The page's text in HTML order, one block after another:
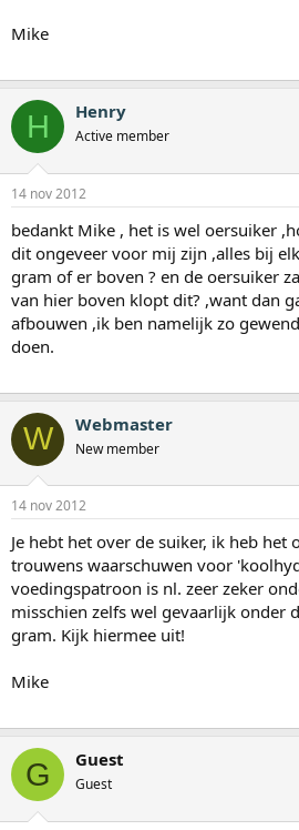
Mike
H Henry
Active member
14 nov 2012
bedankt Mike , het is wel oersuiker
dit ongeveer voor mij zijn ,alles bij
gram of er boven ? en de oersuiker
van hier boven klopt dit? ,want dan
afbouwen ,ik ben namelijk zo
doen.
W Webmaster
New member
14 nov 2012
Je hebt het over de suiker, ik heb
trouwens waarschuwen voor
voedingspatroon is nl. zeer zeker
misschien zelfs wel gevaarlijk onder
gram. Kijk hiermee uit!
Mike
G Guest
Guest